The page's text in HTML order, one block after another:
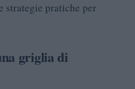
strategie pratiche per
griglia di